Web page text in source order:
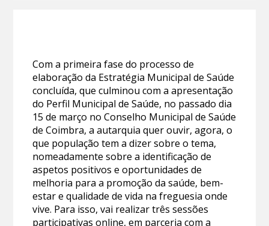
Com a primeira fase do processo de
elaboração da Estratégia Municipal de Saúde
concluída, que culminou com a apresentação
do Perfil Municipal de Saúde, no passado dia
15 de março no Conselho Municipal de Saúde
de Coimbra, a autarquia quer ouvir, agora, o
que população tem a dizer sobre o tema,
nomeadamente sobre a identificação de
aspetos positivos e oportunidades de
melhoria para a promoção da saúde, bem-
estar e qualidade de vida na freguesia onde
vive. Para isso, vai realizar três sessões
participativas online, em parceria com a